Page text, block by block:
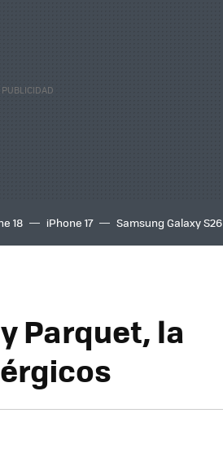
18 iPhone 17 Samsung Galaxy S26
Parquet, la